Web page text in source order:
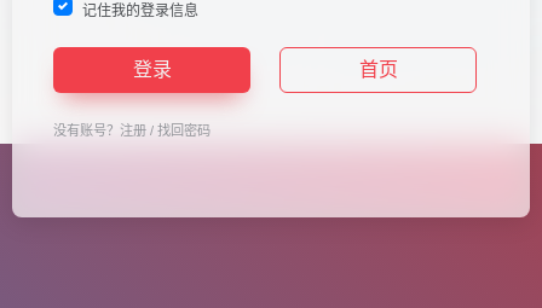
记住我的登录信息
登录 首页
没有账号？ 注册 / 找回密码